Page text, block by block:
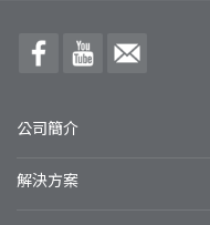
公司簡介
解決方案